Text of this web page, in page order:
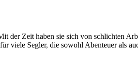
der Zeit haben sie sich von schlichten
Segler, die sowohl Abenteuer als